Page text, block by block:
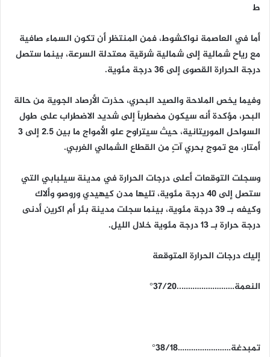
ط
أما في العاصمة نواكشوط، فمن المنتظر أن تكون السماء صافية
مع رياح شمالية إلى شمالية شرقية معتدلة السرعة، بينما ستصل
درجة الحرارة القصوى إلى 36 درجة مئوية.
وفيما يخص الملاحة والصيد البحري، حذرت الأرصاد الجوية من حالة
البحر، مؤكدة أنه سيكون مضطرباً إلى شديد الاضطراب على طول
السواحل الموريتانية، حيث سيتراوح علو الأمواج ما بين 2.5 إلى 3
أمتار، مع تموج بحري آتٍ من القطاع الشمالي الغربي.
وسجلت التوقعات أعلى درجات الحرارة في مدينة سيلبابي التي
ستصل إلى 40 درجة مئوية، تليها مدن كيهيدي وروصو وألاك
وكيفه بـ 39 درجة مئوية، بينما سجلت مدينة بئر أم اكرين أدنى
درجة حرارة بـ 13 درجة مئوية خلال الليل.
إليك درجات الحرارة المتوقعة
النعمة……………………..37/20°
تمبدغة……………………38/18°